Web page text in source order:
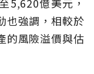
也強調，相較於
的風險溢價與估